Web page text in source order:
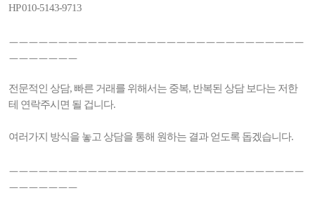
HP 010-5143-9713
ㅡㅡㅡㅡㅡㅡㅡㅡㅡㅡㅡㅡㅡㅡㅡㅡㅡㅡㅡㅡㅡㅡㅡㅡㅡㅡㅡㅡㅡㅡ
ㅡㅡㅡㅡㅡㅡㅡ
전문적인 상담, 빠른 거래를 위해서는 중복, 반복된 상담 보다는 저한
테 연락주시면 될 겁니다.
여러가지 방식을 놓고 상담을 통해 원하는 결과 얻도록 돕겠습니다.
ㅡㅡㅡㅡㅡㅡㅡㅡㅡㅡㅡㅡㅡㅡㅡㅡㅡㅡㅡㅡㅡㅡㅡㅡㅡㅡㅡㅡㅡㅡ
ㅡㅡㅡㅡㅡㅡㅡ